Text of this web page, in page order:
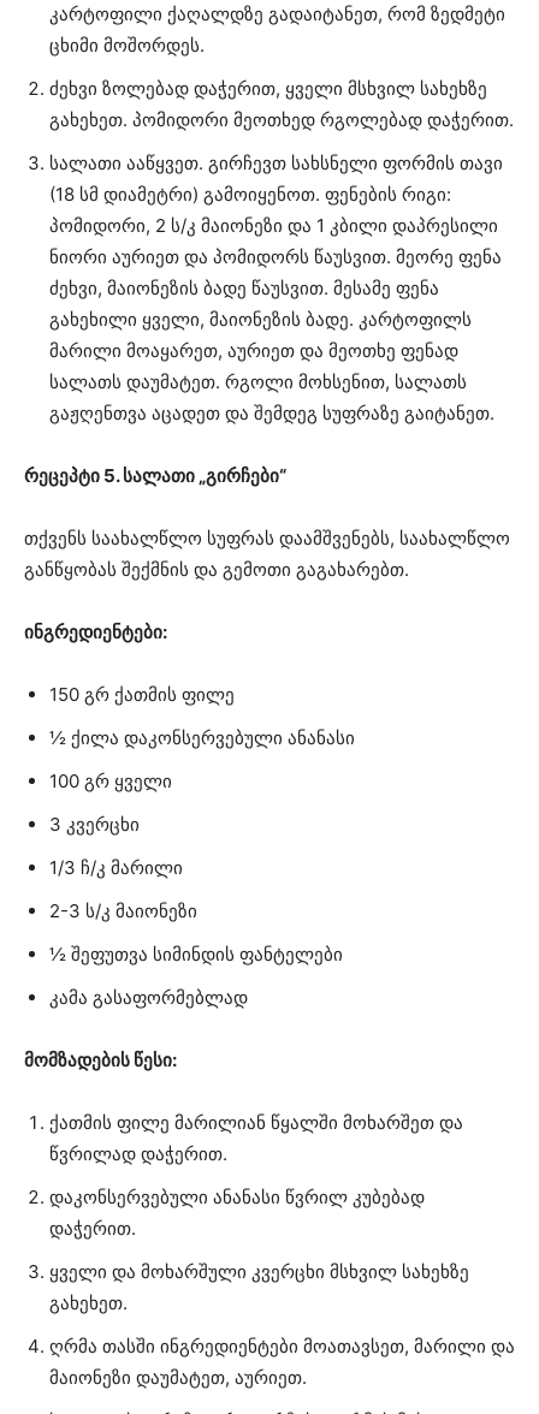
კარტოფილი ქაღალდზე გადაიტანეთ, რომ ზედმეტი
ცხიმი მოშორდეს.
ძეხვი ზოლებად დაჭერით, ყველი მსხვილ სახეხზე
გახეხეთ. პომიდორი მეოთხედ რგოლებად დაჭერით.
სალათი ააწყვეთ. გირჩევთ სახსნელი ფორმის თავი
(18 სმ დიამეტრი) გამოიყენოთ. ფენების რიგი:
პომიდორი, 2 ს/კ მაიონეზი და 1 კბილი დაპრესილი
ნიორი აურიეთ და პომიდორს წაუსვით. მეორე ფენა
ძეხვი, მაიონეზის ბადე წაუსვით. მესამე ფენა
გახეხილი ყველი, მაიონეზის ბადე. კარტოფილს
მარილი მოაყარეთ, აურიეთ და მეოთხე ფენად
სალათს დაუმატეთ. რგოლი მოხსენით, სალათს
გაჟღენთვა აცადეთ და შემდეგ სუფრაზე გაიტანეთ.
რეცეპტი 5. სალათი „გირჩები“
თქვენს საახალწლო სუფრას დაამშვენებს, საახალწლო
განწყობას შექმნის და გემოთი გაგახარებთ.
ინგრედიენტები:
150 გრ ქათმის ფილე
½ ქილა დაკონსერვებული ანანასი
100 გრ ყველი
3 კვერცხი
1/3 ჩ/კ მარილი
2-3 ს/კ მაიონეზი
½ შეფუთვა სიმინდის ფანტელები
კამა გასაფორმებლად
მომზადების წესი:
ქათმის ფილე მარილიან წყალში მოხარშეთ და
წვრილად დაჭერით.
დაკონსერვებული ანანასი წვრილ კუბებად
დაჭერით.
ყველი და მოხარშული კვერცხი მსხვილ სახეხზე
გახეხეთ.
ღრმა თასში ინგრედიენტები მოათავსეთ, მარილი და
მაიონეზი დაუმატეთ, აურიეთ.